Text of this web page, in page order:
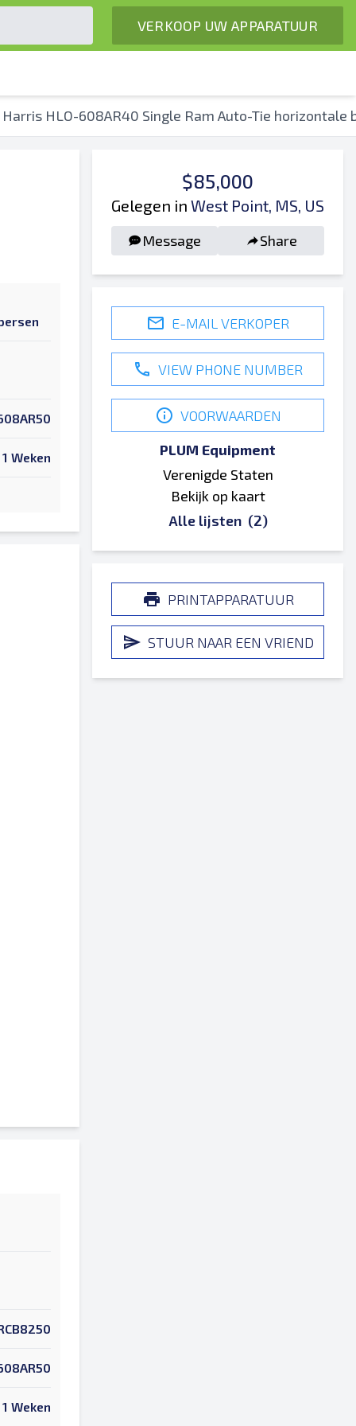
VERKOOP UW APPARATUUR
HLO-608AR40 Single Ram Auto-Tie horizontale
1 Weken
1 Weken
$85,000
Gelegen in West Point, MS, US
Message Share
E-MAIL VERKOPER
VIEW PHONE NUMBER
VOORWAARDEN
PLUM Equipment
Verenigde Staten
Bekijk op kaart
Alle lijsten (2)
PRINTAPPARATUUR
STUUR NAAR EEN VRIEND